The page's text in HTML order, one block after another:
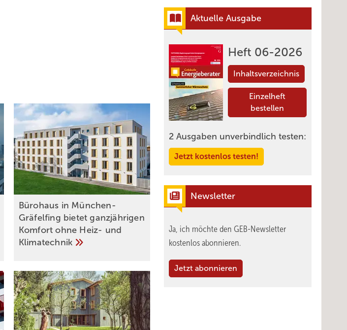
Bürohaus in München-
Gräfelfing bietet ganzjährigen
Komfort ohne Heiz- und
Klimatechnik
Aktuelle Ausgabe
Heft 06-2026
Inhaltsverzeichnis
Einzelheft
bestellen
2 Ausgaben unverbindlich testen:
Jetzt kostenlos testen!
Newsletter
Ja, ich möchte den GEB-Newsletter
kostenlos abonnieren.
Jetzt abonnieren